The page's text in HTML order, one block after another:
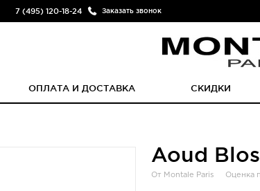
7 (495) 120-18-24 Заказать звонок
ОПЛАТА И ДОСТАВКА СКИДКИ
Aoud
От Montale Paris Оценка